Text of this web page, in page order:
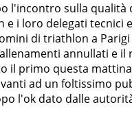
l'incontro sulla
i loro delegati tecnici
di triathlon a
annullati e il
il primo questa
ad un foltissimo
l'ok dato dalle